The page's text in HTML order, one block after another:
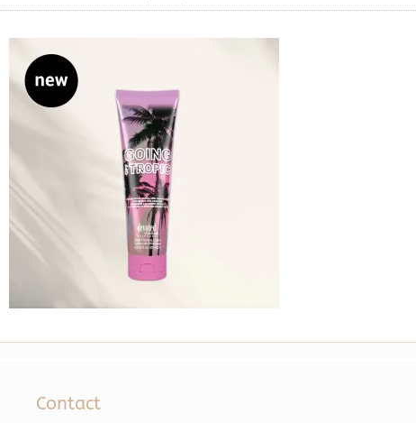
Contact